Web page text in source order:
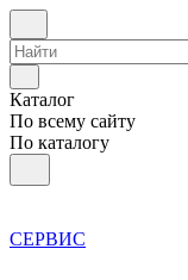
Каталог
По всему сайту
По каталогу
СЕРВИС